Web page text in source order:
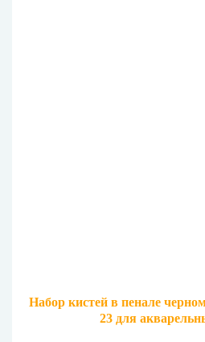
Набор кистей в пенале
23 для